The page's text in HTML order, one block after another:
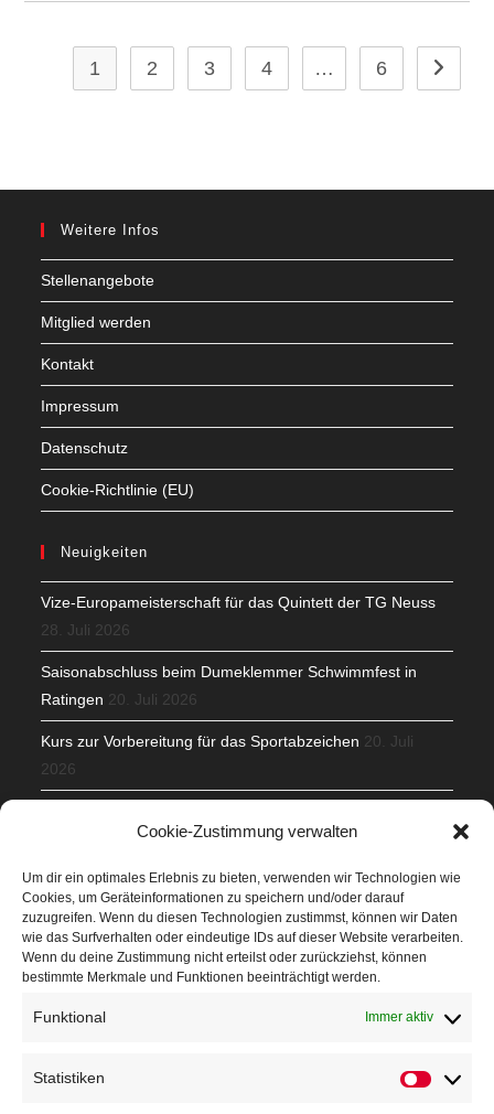
Cookie-Zustimmung verwalten
Um dir ein optimales Erlebnis zu bieten, verwenden wir Technologien wie
Cookies, um Geräteinformationen zu speichern und/oder darauf
zuzugreifen. Wenn du diesen Technologien zustimmst, können wir Daten
wie das Surfverhalten oder eindeutige IDs auf dieser Website verarbeiten.
Wenn du deine Zustimmung nicht erteilst oder zurückziehst, können
bestimmte Merkmale und Funktionen beeinträchtigt werden.
Funktional Immer aktiv
Statistiken
1 2 3 4 … 6 Zur
Weitere Infos
Stellenangebote
Mitglied werden
Kontakt
Impressum
Datenschutz
Cookie-Richtlinie (EU)
Neuigkeiten
Vize-Europameisterschaft für das Quintett der TG Neuss
28. Juli 2026
Saisonabschluss beim Dumeklemmer Schwimmfest in
Ratingen 20. Juli 2026
Kurs zur Vorbereitung für das Sportabzeichen 20. Juli
2026
Veranstaltungen
Höffner Run